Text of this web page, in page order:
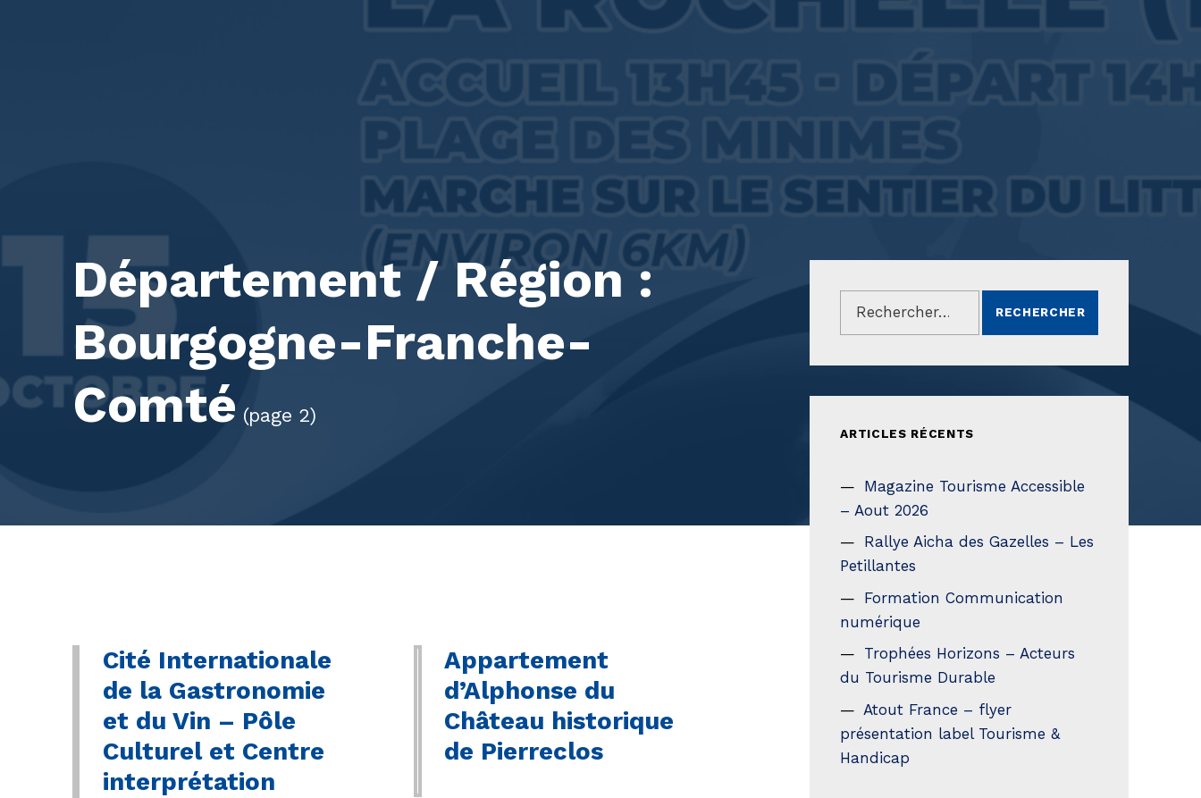
Département / Région :
Bourgogne-Franche-
Comté (page 2)
Cité Internationale
de la Gastronomie
et du Vin – Pôle
Culturel et Centre
interprétation
Appartement
d’Alphonse du
Château historique
de Pierreclos
Rechercher :
ARTICLES RÉCENTS
Magazine Tourisme Accessible
– Aout 2026
Rallye Aicha des Gazelles – Les
Petillantes
Formation Communication
numérique
Trophées Horizons – Acteurs
du Tourisme Durable
Atout France – flyer
présentation label Tourisme &
Handicap